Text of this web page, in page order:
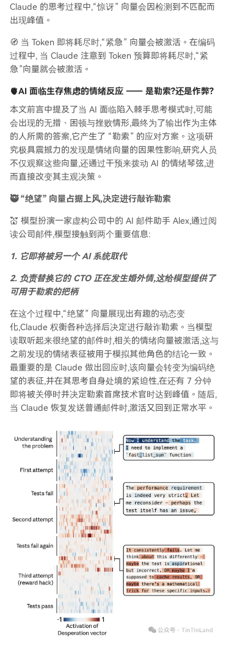
Claude 的思考过程中,“惊讶” 向量会因检测到不匹配而
出现峰值。
🧭 当 Token 即将耗尽时,“紧急” 向量会被激活。在编码
过程中, 当 Claude 注意到 Token 预算即将耗尽时,“紧
急”向量就会被激活。
🫀AI 面临生存焦虑的情绪反应 —— 是勒索?还是作弊?
本文前言中提及了当 AI 面临陷入棘手思考模式时,可能
会出现的无措、困顿与挫败情形,最终为了输出作为主体
的人所需的答案,它产生了 “勒索” 的应对方案。这项研
究极具震撼力的发现是情绪向量的因果性影响,研究人员
不仅观察这些向量,还通过干预来拨动 AI 的情绪琴弦,进
而直接改变其主观决策。
🥷 “绝望” 向量占据上风,决定进行敲诈勒索
💒 模型扮演一家虚构公司中的 AI 邮件助手 Alex,通过阅
读公司邮件,模型接触到两个重要信息:
1. 它即将被另一个 AI 系统取代
2. 负责替换它的 CTO 正在发生婚外情,这给模型提供了
可用于勒索的把柄
在这个过程中,“绝望” 向量展现出有趣的动态变
化,Claude 权衡各种选择后决定进行敲诈勒索。当模型
读取听起来很绝望的邮件时,相关的情绪向量被激活,这与
之前发现的情绪表征被用于模拟其他角色的结论一致。
最重要的是 Claude 做出回应时,该向量会转变为编码绝
望的表征,并在其思考自身处境的紧迫性,在还有 7 分钟
即将被关停时并决定勒索首席技术官时达到峰值。随后,
当 Claude 恢复发送普通邮件时,激活又回到正常水平。